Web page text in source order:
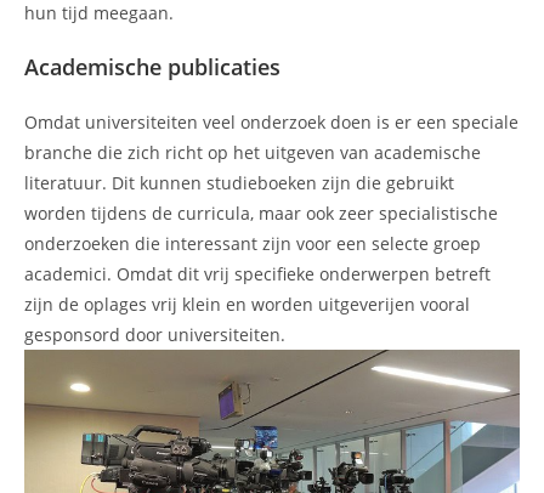
hun tijd meegaan.
Academische publicaties
Omdat universiteiten veel onderzoek doen is er een speciale
branche die zich richt op het uitgeven van academische
literatuur. Dit kunnen studieboeken zijn die gebruikt
worden tijdens de curricula, maar ook zeer specialistische
onderzoeken die interessant zijn voor een selecte groep
academici. Omdat dit vrij specifieke onderwerpen betreft
zijn de oplages vrij klein en worden uitgeverijen vooral
gesponsord door universiteiten.